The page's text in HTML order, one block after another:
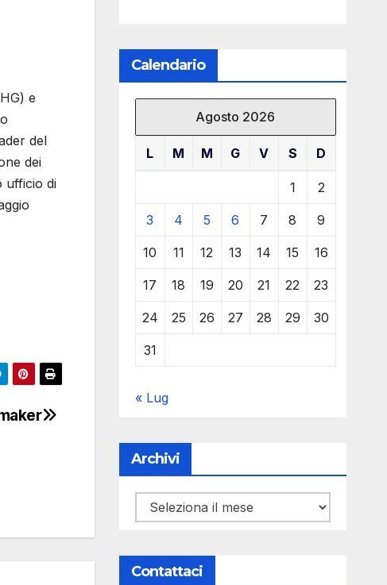
e
del
dei
ufficio di
Calendario
Agosto 2026
L M M G V S D
1 2
3 4 5 6 7 8 9
10 11 12 13 14 15 16
17 18 19 20 21 22 23
24 25 26 27 28 29 30
31
« Lug
Archivi
Archivi
Contattaci